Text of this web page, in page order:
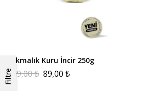
Filtre
Lokmalık Kuru İncir 250g
149,00₺ 89,00 ₺